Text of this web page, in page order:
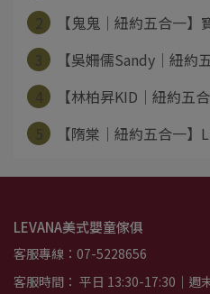
【鬼鬼│紐約五合一
【吳姍儒Sandy│紐約
【林柏昇KID│紐約五
【隋棠│紐約五合一】
LEVANA美式嬰童傢俱
客服專線：07-5228656
客服時間： 平日 13:30-17:30｜週